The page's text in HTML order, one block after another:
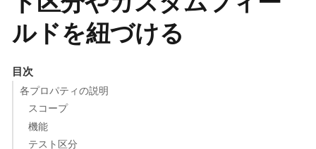
ルドを紐づける
目次
各プロパティの説明
スコープ
機能
テスト区分